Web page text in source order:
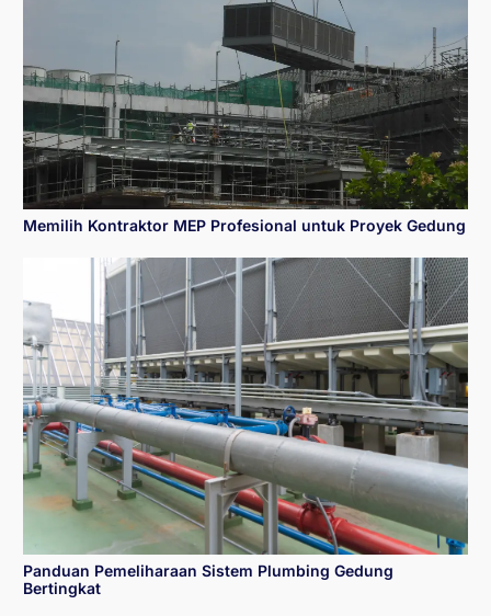
Memilih Kontraktor MEP Profesional untuk Proyek Gedung
Panduan Pemeliharaan Sistem Plumbing Gedung
Bertingkat